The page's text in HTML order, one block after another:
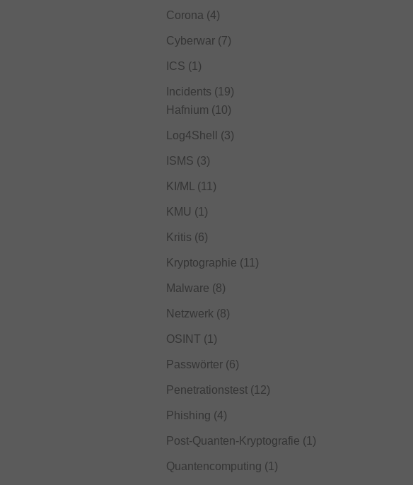
Corona (4)
Cyberwar(7)
ICS (1)
Incidents (19)
Hafnium (10)
Log4Shell (3)
ISMS (3)
KI/ML (11)
KMU (1)
Kritis (6)
Kryptographie (11)
Malware (8)
Netzwerk (8)
OSINT (1)
Passwörter(6)
Penetrationstest(12)
Phishing (4)
Post-Quanten-Kryptografie (1)
Quantencomputing (1)